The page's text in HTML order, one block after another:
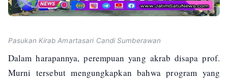
Pasukan Kirab Amartasari Candi Sumberawan
Dalam harapannya, perempuan yang akrab disapa prof.
Murni tersebut mengungkapkan bahwa program yang